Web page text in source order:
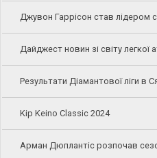
Джувон Гаррісон став лідером
Дайджест новин зі світу легкої
Результати Діамантової ліги в
Kip Keino Classic 2024
Арман Дюплантіс розпочав